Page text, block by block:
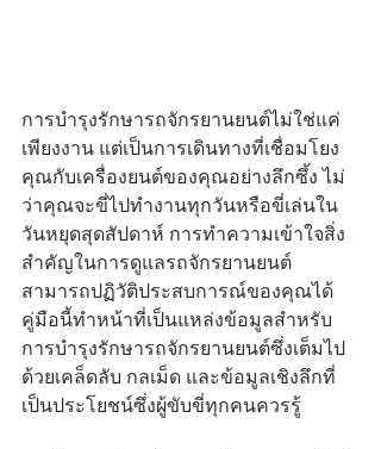
การบำรุงรักษารถจักรยานยนต์ไม่ใช่แค่
เพียงงาน แต่เป็นการเดินทางที่เชื่อมโยง
คุณกับเครื่องยนต์ของคุณอย่างลึกซึ้ง ไม่
ว่าคุณจะขี่ไปทำงานทุกวันหรือขี่เล่นใน
วันหยุดสุดสัปดาห์ การทำความเข้าใจสิ่ง
สำคัญในการดูแลรถจักรยานยนต์
สามารถปฏิวัติประสบการณ์ของคุณได้
คู่มือนี้ทำหน้าที่เป็นแหล่งข้อมูลสำหรับ
การบำรุงรักษารถจักรยานยนต์ซึ่งเต็มไป
ด้วยเคล็ดลับ กลเม็ด และข้อมูลเชิงลึกที่
เป็นประโยชน์ซึ่งผู้ขับขี่ทุกคนควรรู้